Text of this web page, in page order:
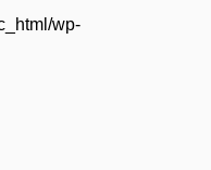
wp-